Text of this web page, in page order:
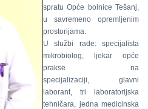
spratu Opće bolnice Tešanj,
u savremeno opremljenim
prostorijama.
U službi rade: specijalista
mikrobiolog, ljekar opće
prakse na
specijalizaciji, glavni
laborant, tri laboratorijska
tehničara, jedna medicinska